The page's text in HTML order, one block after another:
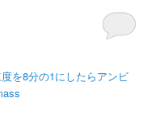
を8分の1にしたらアンビ